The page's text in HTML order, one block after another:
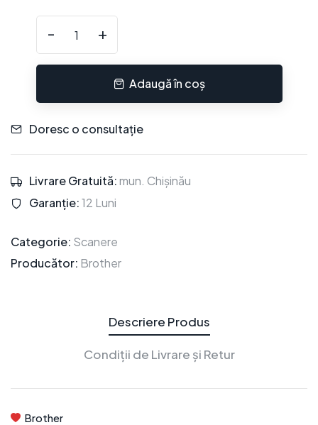
- +
Adaugă în coș
Doresc o consultație
Livrare Gratuită:mun. Chișinău
Garanție:12 Luni
Categorie: Scanere
Producător: Brother
Descriere Produs
Condiții de Livrare și Retur
Brother